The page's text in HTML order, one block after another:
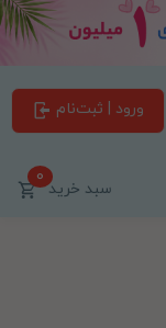
ورود | ثبت‌نام
سبد خرید0